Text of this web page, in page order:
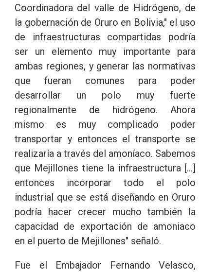
Coordinadora del valle de Hidrógeno, de
la gobernación de Oruro en Bolivia," el uso
de infraestructuras compartidas podría
ser un elemento muy importante para
ambas regiones, y generar las normativas
que fueran comunes para poder
desarrollar un polo muy fuerte
regionalmente de hidrógeno. Ahora
mismo es muy complicado poder
transportar y entonces el transporte se
realizaría a través del amoníaco. Sabemos
que Mejillones tiene la infraestructura [...]
entonces incorporar todo el polo
industrial que se está diseñando en Oruro
podría hacer crecer mucho también la
capacidad de exportación de amoniaco
en el puerto de Mejillones" señaló.
Fue el Embajador Fernando Velasco,